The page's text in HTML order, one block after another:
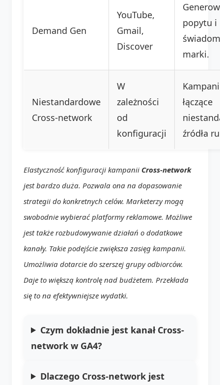
Demand Gen
YouTube,
Gmail,
Discover
popytu i
marki.
Niestandardowe
Cross-network
W
zależności
od
konfiguracji
łączące
źródła
Elastyczność konfiguracji kampanii Cross-network
jest bardzo duża. Pozwala ona na dopasowanie
strategii do konkretnych celów. Marketerzy mogą
swobodnie wybierać platformy reklamowe. Możliwe
jest także rozbudowywanie działań o dodatkowe
kanały. Takie podejście zwiększa zasięg kampanii.
Umożliwia dotarcie do szerszej grupy odbiorców.
Daje to większą kontrolę nad budżetem. Przekłada
się to na efektywniejsze wydatki.
Czym dokładnie jest kanał Cross-
network w GA4?
Dlaczego Cross-network jest